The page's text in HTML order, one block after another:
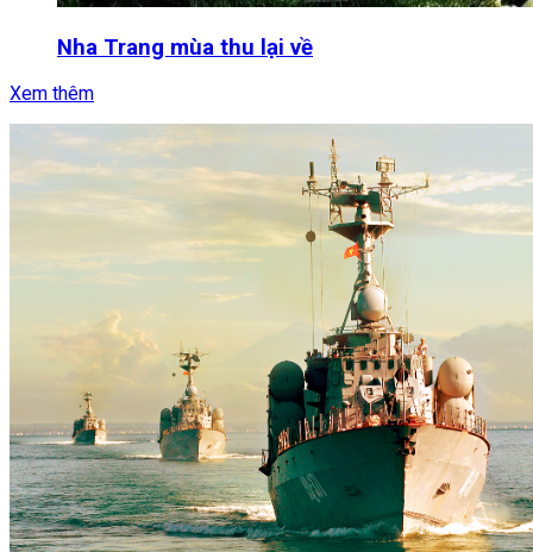
Nha Trang mùa thu lại về
Xem thêm